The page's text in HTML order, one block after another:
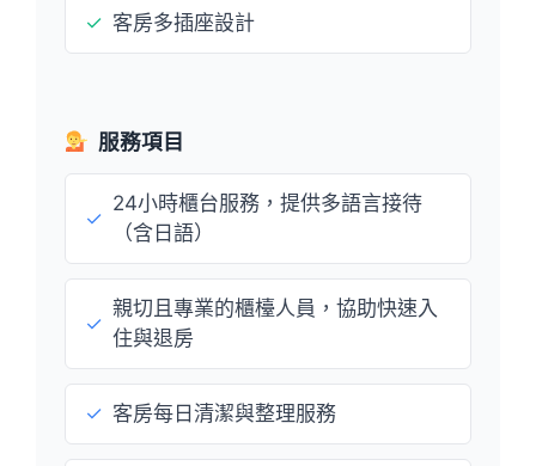
✓ 客房多插座設計
服務項目
✓
24小時櫃台服務，提供多語言接待
（含日語）
✓
親切且專業的櫃檯人員，協助快速入
住與退房
✓ 客房每日清潔與整理服務